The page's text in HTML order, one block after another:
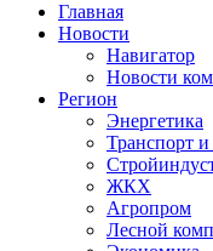
Главная
Новости
Навигатор
Новости
Регион
Энергетика
Транспорт и
ЖКХ
Агропром
Лесной